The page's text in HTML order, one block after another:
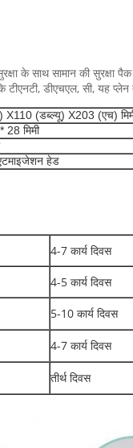
के साथ सामान की
डीएचएल, सी, यह प्लेन
X110 (डब्ल्यू) X203 (एच)
मिमी
हेड
4-7 कार्य दिवस
4-5 कार्य दिवस
5-10 कार्य दिवस
4-7 कार्य दिवस
तीर्थ दिवस